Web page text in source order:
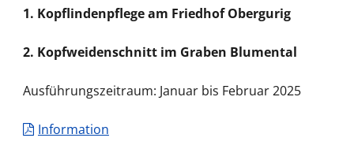
1. Kopflindenpflege am Friedhof Obergurig
2. Kopfweidenschnitt im Graben Blumental
Ausführungszeitraum: Januar bis Februar 2025
Information